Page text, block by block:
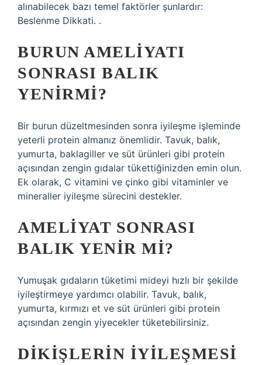
alınabilecek bazı temel faktörler şunlardır:
Beslenme Dikkati. .
BURUN AMELIYATI
SONRASI BALIK
YENIRMI?
Bir burun düzeltmesinden sonra iyileşme işleminde
yeterli protein almanız önemlidir. Tavuk, balık,
yumurta, baklagiller ve süt ürünleri gibi protein
açısından zengin gıdalar tükettiğinizden emin olun.
Ek olarak, C vitamini ve çinko gibi vitaminler ve
mineraller iyileşme sürecini destekler.
AMELIYAT SONRASI
BALIK YENIR MI?
Yumuşak gıdaların tüketimi mideyi hızlı bir şekilde
iyileştirmeye yardımcı olabilir. Tavuk, balık,
yumurta, kırmızı et ve süt ürünleri gibi protein
açısından zengin yiyecekler tüketebilirsiniz.
DIKIŞLERIN IYILEŞMESI